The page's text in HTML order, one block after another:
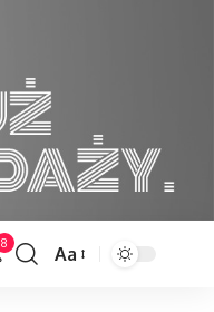
8
Font
Aa